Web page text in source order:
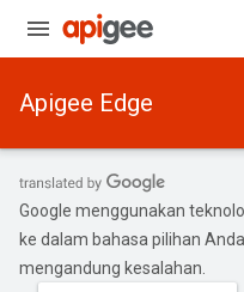
Apigee Edge
Google menggunakan
ke dalam bahasa pilihan
mengandung kesalahan.